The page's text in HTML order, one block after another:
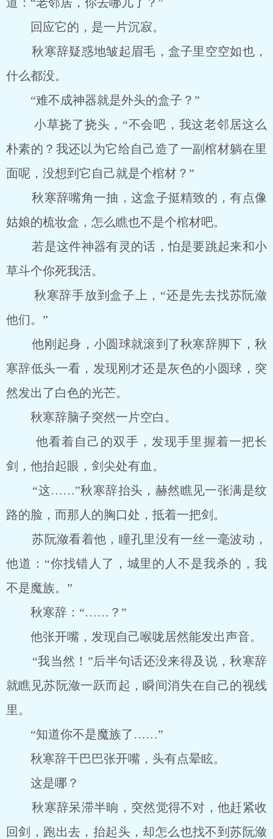
回应它的，是一片沉寂。
秋寒辞疑惑地皱起眉毛，盒子里空空如也，
什么都没。
“难不成神器就是外头的盒子？”
小草挠了挠头，“不会吧，我这老邻居这么
朴素的？我还以为它给自己造了一副棺材躺在里
面呢，没想到它自己就是个棺材？”
秋寒辞嘴角一抽，这盒子挺精致的，有点像
姑娘的梳妆盒，怎么瞧也不是个棺材吧。
若是这件神器有灵的话，怕是要跳起来和小
草斗个你死我活。
秋寒辞手放到盒子上，“还是先去找苏阮潋
他们。”
他刚起身，小圆球就滚到了秋寒辞脚下，秋
寒辞低头一看，发现刚才还是灰色的小圆球，突
然发出了白色的光芒。
秋寒辞脑子突然一片空白。
他看着自己的双手，发现手里握着一把长
剑，他抬起眼，剑尖处有血。
“这……”秋寒辞抬头，赫然瞧见一张满是纹
路的脸，而那人的胸口处，抵着一把剑。
苏阮潋看着他，瞳孔里没有一丝一毫波动，
他道：“你找错人了，城里的人不是我杀的，我
不是魔族。”
秋寒辞：“……？”
他张开嘴，发现自己喉咙居然能发出声音。
“我当然！”后半句话还没来得及说，秋寒辞
就瞧见苏阮潋一跃而起，瞬间消失在自己的视线
里。
“知道你不是魔族了……”
秋寒辞干巴巴张开嘴，头有点晕眩。
这是哪？
秋寒辞呆滞半晌，突然觉得不对，他赶紧收
回剑，跑出去，抬起头，却怎么也找不到苏阮潋